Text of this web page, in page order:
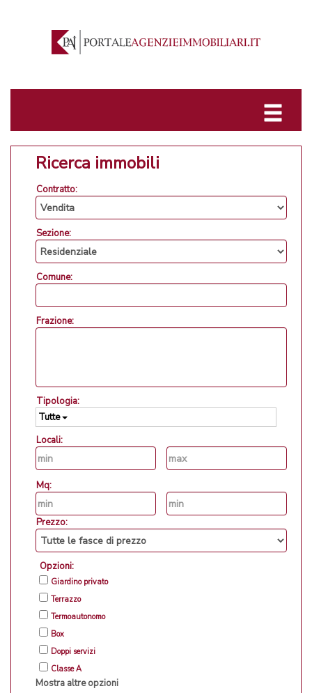
Ricerca immobili
Contratto:
Sezione:
Comune:
Frazione:
Tipologia:
Tutte
Locali:
Mq:
Prezzo:
Opzioni:
Giardino privato
Terrazzo
Termoautonomo
Box
Doppi servizi
Classe A
Mostra altre opzioni